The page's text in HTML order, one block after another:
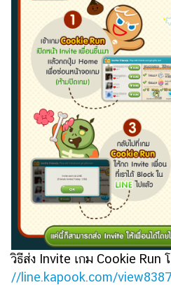
เกาหลี
ไลฟ์
ไตล์
ดูด
หญิง
ผู้ชาย
สุขภาพ
ท่อง
เที่ยว
วิธีส่ง Invite เกม Cookie Run
//line.kapook.com/